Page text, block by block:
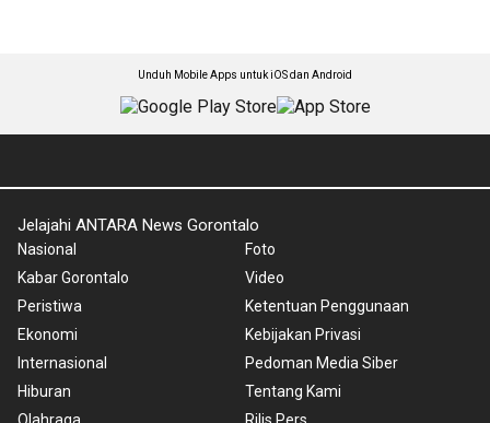
Unduh Mobile Apps untuk iOS dan Android
Jelajahi ANTARA News Gorontalo
Nasional
Kabar Gorontalo
Peristiwa
Ekonomi
Internasional
Hiburan
Foto
Video
Ketentuan Penggunaan
Kebijakan Privasi
Pedoman Media Siber
Tentang Kami